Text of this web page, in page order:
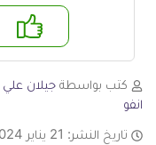
لا
كتب بواسطة جيلان علي
انفو
تاريخ النشر: 21 يناير 2024